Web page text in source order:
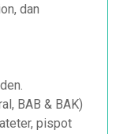
dan
BAB & BAK)
pispot